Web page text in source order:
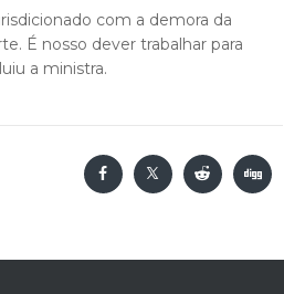
com a demora da
É nosso dever trabalhar para
a ministra.